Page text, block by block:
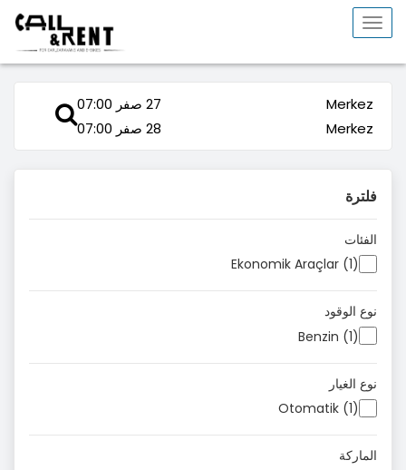
Toggle
Merkez
27 صفر 07:00
Merkez
28 صفر 07:00
فلترة
الفئات
Ekonomik Araçlar (1)
نوع الوقود
Benzin (1)
نوع الغيار
Otomatik (1)
الماركة